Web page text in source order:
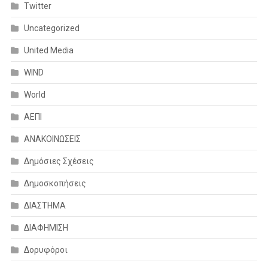
Twitter
Uncategorized
United Media
WIND
World
ΑΕΠΙ
ΑΝΑΚΟΙΝΩΣΕΙΣ
Δημόσιες Σχέσεις
Δημοσκοπήσεις
ΔΙΑΣΤΗΜΑ
ΔΙΑΦΗΜΙΣΗ
Δορυφόροι